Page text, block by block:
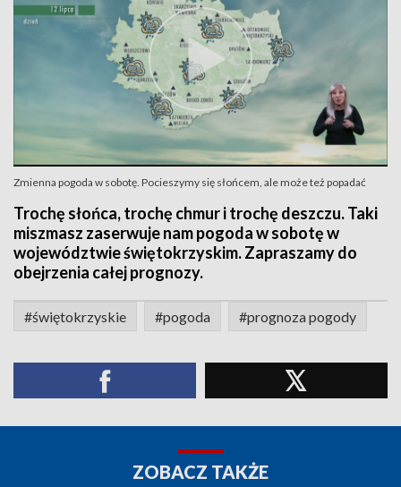
Zmienna pogoda w sobotę. Pocieszymy się słońcem, ale może też popadać
Trochę słońca, trochę chmur i trochę deszczu. Taki
miszmasz zaserwuje nam pogoda w sobotę w
województwie świętokrzyskim. Zapraszamy do
obejrzenia całej prognozy.
#świętokrzyskie #pogoda #prognoza pogody
ZOBACZ TAKŻE